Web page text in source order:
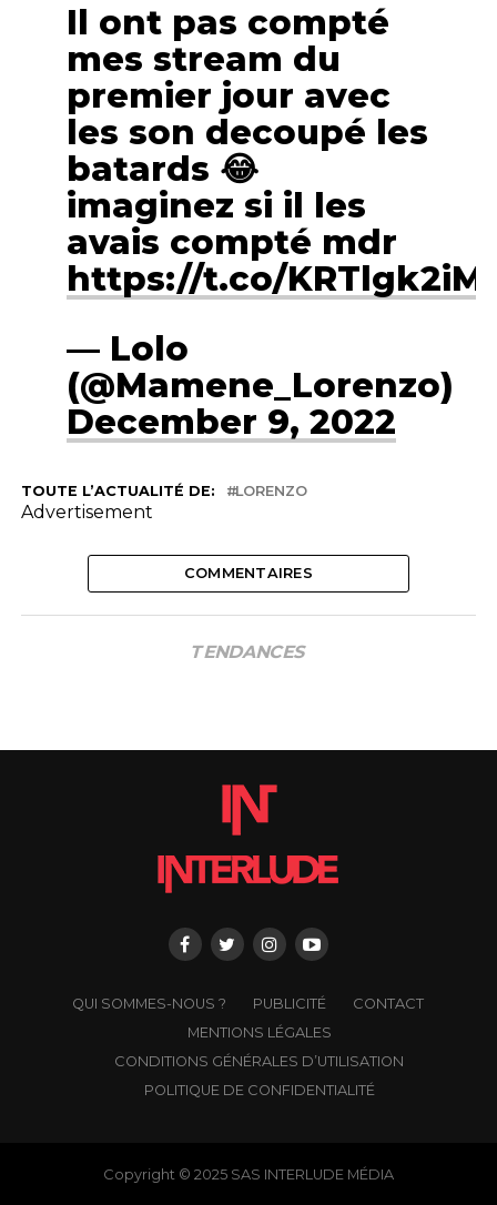
Il ont pas compté
mes stream du
premier jour avec
les son decoupé les
batards 😂
imaginez si il les
avais compté mdr
https://t.co/
— Lolo
(@Mamene_Lorenzo)
December 9, 2022
TOUTE L’ACTUALITÉ DE: LORENZO
Advertisement
COMMENTAIRES
TENDANCES
QUI SOMMES-NOUS ? PUBLICITÉ
CONTACT
MENTIONS LÉGALES
CONDITIONS GÉNÉRALES D’UTILISATION
POLITIQUE DE CONFIDENTIALITÉ
Copyright © 2025 SAS INTERLUDE MÉDIA